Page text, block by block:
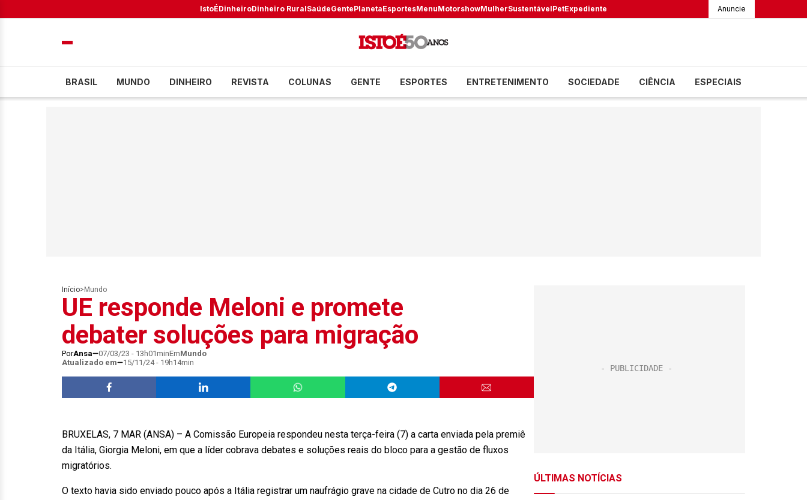
IstoÉDinheiroDinheiro RuralSaúdeGentePlanetaEsportesMenuMotorshowMulherSustentávelPetExpediente Anuncie
BRASIL MUNDO DINHEIRO REVISTA COLUNAS GENTE ESPORTES ENTRETENIMENTO SOCIEDADE CIÊNCIA ESPECIAIS
Início> Mundo
UE responde Meloni e promete
debater soluções para migração
PorAnsa 07/03/23 - 13h01minEmMundo
Atualizado em
15/11/24 - 19h14min
BRUXELAS, 7 MAR (ANSA) – A Comissão Europeia respondeu nesta terça-feira (7) a carta enviada pela premiê
da Itália, Giorgia Meloni, em que a líder cobrava debates e soluções reais do bloco para a gestão de fluxos
migratórios.
O texto havia sido enviado pouco após a Itália registrar um naufrágio grave na cidade de Cutro no dia 26 de